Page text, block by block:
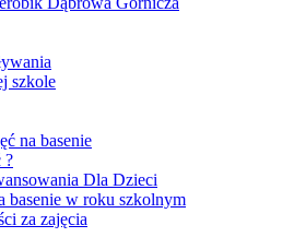
szkole
na basenie
?
Dla Dzieci
basenie w roku szkolnym
za zajęcia